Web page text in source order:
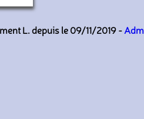
L. depuis le 09/11/2019 -Adm